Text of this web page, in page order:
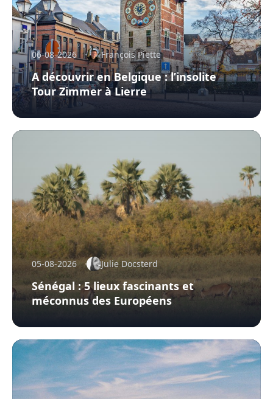
06-08-2026 François Piette
A découvrir en Belgique : l’insolite
Tour Zimmer à Lierre
05-08-2026 Julie Docsterd
Sénégal : 5 lieux fascinants et
méconnus des Européens